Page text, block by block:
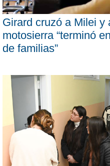
Girard cruzó a Milei y
motosierra “terminó
de familias”